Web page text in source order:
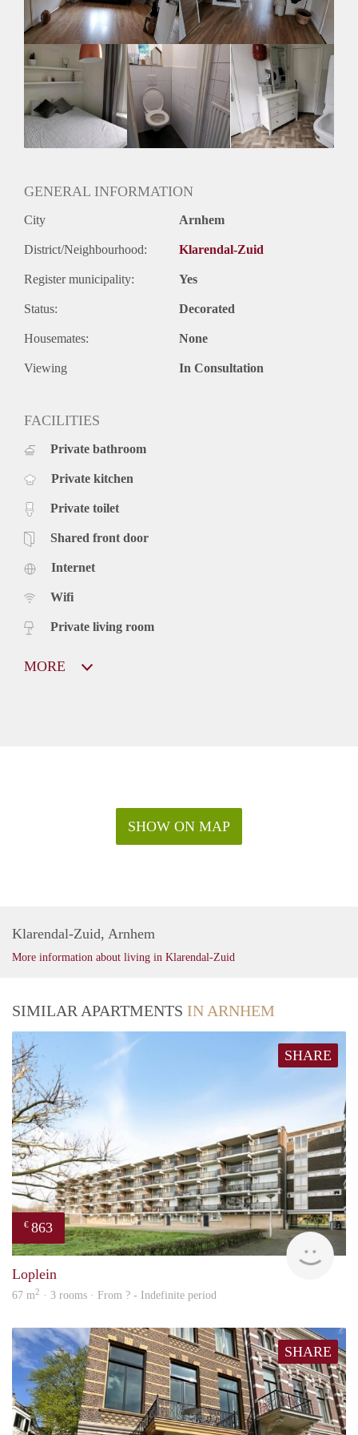
Bij interesse/vragen, stuur me gerust een bericht. In overleg is
het ook mogelijk iets eerder in te trekken.
GENERAL INFORMATION
City Arnhem
District/Neighbourhood: Klarendal-Zuid
Register municipality: Yes
Status: Decorated
Housemates: None
Viewing In Consultation
FACILITIES
Private bathroom
Private kitchen
Private toilet
Shared front door
Internet
Wifi
Private living room
MORE
SHOW ON MAP
Klarendal-Zuid, Arnhem
More information about living in Klarendal-Zuid
SIMILAR APARTMENTS IN ARNHEM
SHARE
€ 863
Loplein
67 m2 · 3 rooms · From ? - Indefinite period
SHARE